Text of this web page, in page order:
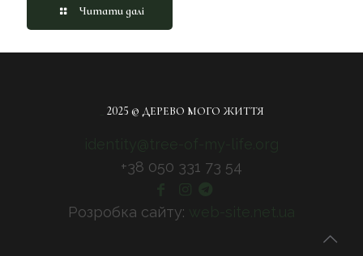
Читати далі
2025 © ДЕРЕВО МОГО ЖИТТЯ
+38 050 331 73 54
Розробка сайту: